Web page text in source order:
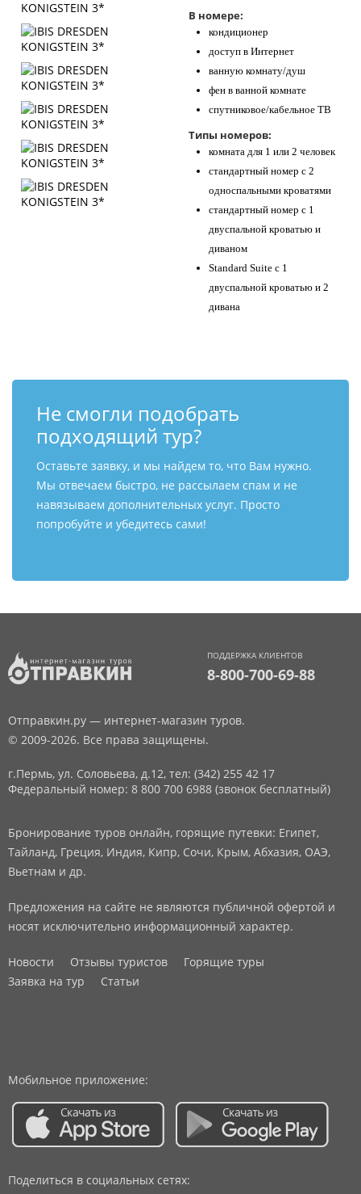
В номере:
кондиционер
доступ в Интернет
ванную комнату/душ
фен в ванной комнате
спутниковое/кабельное ТВ
Типы номеров:
комната для 1 или 2 человек
стандартный номер с 2
односпальными кроватями
стандартный номер с 1
двуспальной кроватью и
диваном
Standard Suite с 1
двуспальной кроватью и 2
дивана
Не смогли подобрать
подходящий тур?
Оставьте заявку, и мы найдем то, что Вам нужно.
Мы отвечаем быстро, не рассылаем спам и не
навязываем дополнительных услуг. Просто
попробуйте и убедитесь сами!
ПОДДЕРЖКА КЛИЕНТОВ
8-800-700-69-88
Отправкин.ру — интернет-магазин туров.
© 2009-2026. Все права защищены.
г.Пермь, ул. Соловьева, д.12, тел: (342) 255 42 17
Федеральный номер: 8 800 700 6988 (звонок бесплатный)
Бронирование туров онлайн, горящие путевки: Египет,
Тайланд, Греция, Индия, Кипр, Сочи, Крым, Абхазия, ОАЭ,
Вьетнам и др.
Предложения на сайте не являются публичной офертой и
носят исключительно информационный характер.
Новости Отзывы туристов
Горящие туры
Заявка на тур
Статьи
Мобильное приложение:
Поделиться в социальных сетях: